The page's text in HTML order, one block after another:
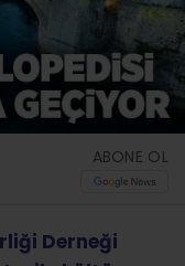
ABONE OL
Derneği